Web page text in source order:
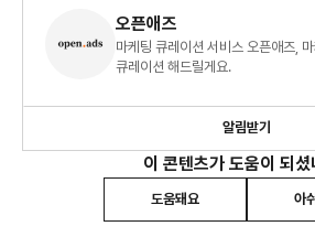
오픈애즈
마케팅 큐레이션 서비스 오픈애즈,
큐레이션 해드릴게요.
알림받기
이 콘텐츠가 도움이 되셨
도움돼요 아